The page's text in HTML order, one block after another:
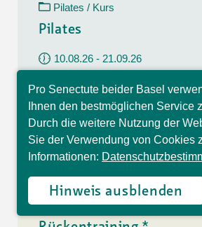
Pilates / Kurs
Pilates
10.08.26 - 21.09.26
09:30 - 10:30 Uhr
Im Westfeld 6, Basel
CHF 140.00
7 Lektionen
Rückentraining / Kurs
Pro Senectute beider Basel
Ihnen den bestmöglichen Service
Durch die weitere Nutzung der
Sie der Verwendung von Cookies
Informationen:
Hinweis ausblenden
Hallo, ich bin
beantworte